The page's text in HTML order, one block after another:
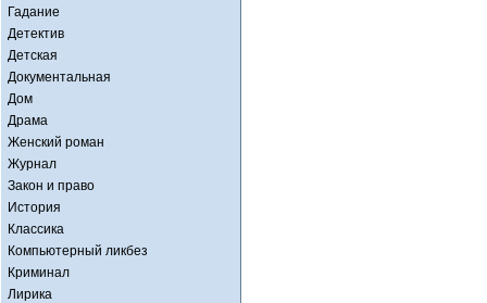
Гадание
Детектив
Детская
Документальная
Дом
Драма
Женский роман
Журнал
Закон и право
История
Классика
Компьютерный ликбез
Криминал
Лирика